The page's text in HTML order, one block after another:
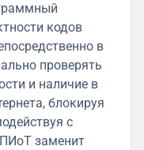
кодов
в
проверять
и наличие в
блокируя
с
заменит